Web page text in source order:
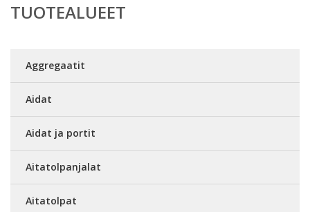
TUOTEALUEET
Aggregaatit
Aidat
Aidat ja portit
Aitatolpanjalat
Aitatolpat